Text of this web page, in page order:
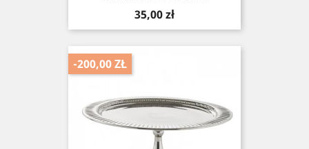
Cena
35,00 zł
-200,00 ZŁ